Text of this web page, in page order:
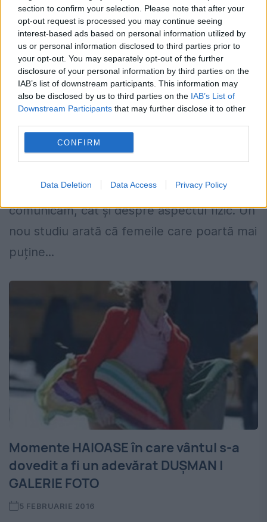
section to confirm your selection. Please note that after your
opt-out request is processed you may continue seeing
interest-based ads based on personal information utilized by
us or personal information disclosed to third parties prior to
your opt-out. You may separately opt-out of the further
disclosure of your personal information by third parties on the
IAB’s list of downstream participants. This information may
also be disclosed by us to third parties on the IAB’s List of
Downstream Participants that may further disclose it to other
CONFIRM
Data Deletion Data Access Privacy Policy
Lucrul SURPRINZĂTOR care face ORICE
FEMEIE să pară mai INTELIGENTĂ. Și nu,
nu sunt ochelarii. Un nou studiu
CONTRAZICE tot ce se credea până
acum
6 MAI 2016
alții depinde atât de felul în care
comunicăm, cât și despre aspectul fizic. Un
nou studiu arată că femeile care poartă mai
puține...
Momente HAIOASE în care vântul s-a
dovedit a fi un adevărat DUŞMAN |
GALERIE FOTO
5 FEBRUARIE 2016